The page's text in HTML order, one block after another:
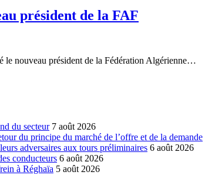
président de la FAF
nouveau président de la Fédération Algérienne…
du secteur 7 août 2026
du principe du marché de l’offre et de la demande
adversaires aux tours préliminaires 6 août 2026
conducteurs 6 août 2026
à Réghaïa 5 août 2026